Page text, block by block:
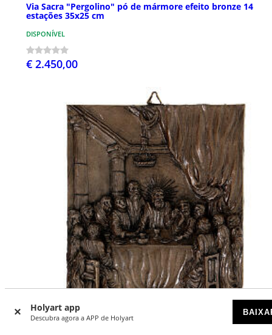
Holyart app
Descubra agora a APP de Holyart
Via Sacra "Pergolino" pó de mármore efeito bronze 14
estações 35x25 cm
DISPONÍVEL
€ 2.450,00